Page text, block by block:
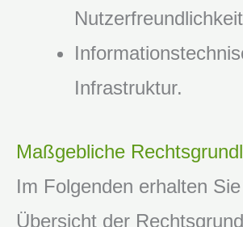
Infrastruktur.
Maßgebliche
Im Folgenden erhalten
Übersicht der